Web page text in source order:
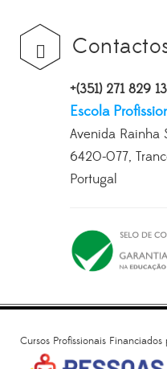
+(351) 271 829
Escola
Avenida Rainha
6420-077,
Portugal
Cursos Profissionais Financiados